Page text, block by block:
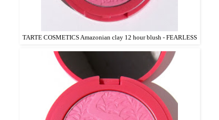
TARTE COSMETICS Amazonian clay 12 hour blush - FEARLESS